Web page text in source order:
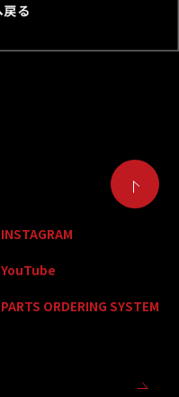
INSTAGRAM
YouTube
PARTS ORDERING SYSTEM